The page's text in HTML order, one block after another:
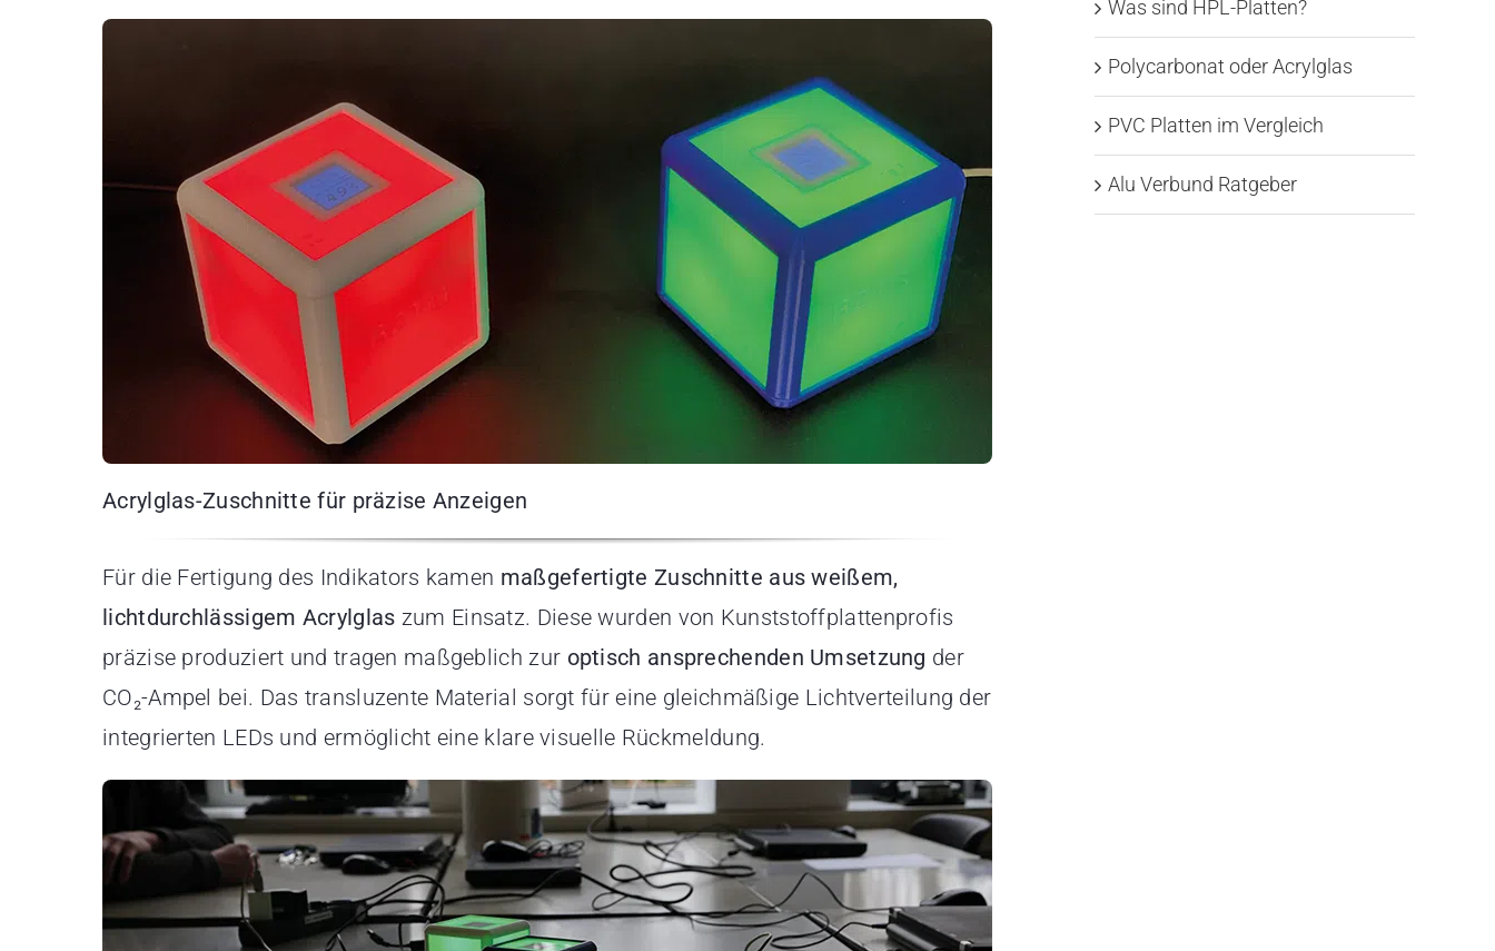
Acrylglas-Zuschnitte für präzise Anzeigen
Für die Fertigung des Indikators kamen maßgefertigte Zuschnitte aus weißem,
lichtdurchlässigem Acrylglas zum Einsatz. Diese wurden von Kunststoffplattenprofis
präzise produziert und tragen maßgeblich zur optisch ansprechenden Umsetzung der
CO₂-Ampel bei. Das transluzente Material sorgt für eine gleichmäßige Lichtverteilung der
integrierten LEDs und ermöglicht eine klare visuelle Rückmeldung.
Was sind HPL-Platten?
Polycarbonat oder Acrylglas
PVC Platten im Vergleich
Alu Verbund Ratgeber